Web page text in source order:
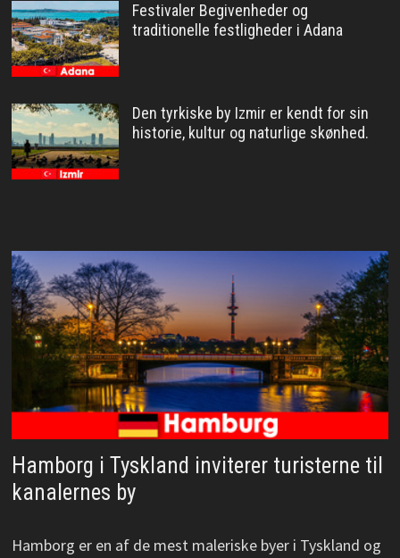
Festivaler Begivenheder og
traditionelle festligheder i Adana
Den tyrkiske by Izmir er kendt for sin
historie, kultur og naturlige skønhed.
Hamborg i Tyskland inviterer turisterne til
kanalernes by
Hamborg er en af de mest maleriske byer i Tyskland og